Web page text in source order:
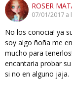
ROSER
07/01/2017 a
No los conocia! ya
soy algo ñoña me
mucho para
encantaria probar
si no en alguno jaja.